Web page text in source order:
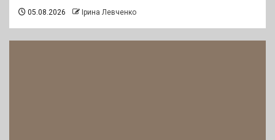
05.08.2026 Ірина Левченко